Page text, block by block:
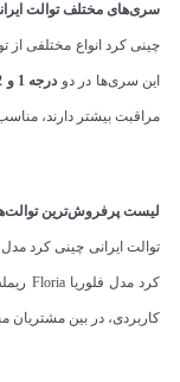
سری‌های مختلف توالت
چینی کرد انواع مختلفی
این سری‌ها در دو درجه 1 و 2
مراقبت بیشتر دارند،
لیست پرفروش‌ترین
کاربردی، در بین مشتریان